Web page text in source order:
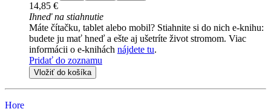
14,85 €
Ihneď na stiahnutie
Máte čítačku, tablet alebo mobil? Stiahnite si do nich e-knihu:
budete ju mať hneď a ešte aj ušetríte život stromom. Viac
informácii o e-knihách nájdete tu.
Pridať do zoznamu
Vložiť do košíka
Hore